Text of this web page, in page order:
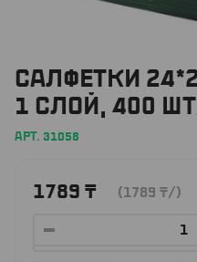
САЛФЕТКИ
1 СЛОЙ, 400
АРТ. 31058
1789 ₸ (1789 ₸/)